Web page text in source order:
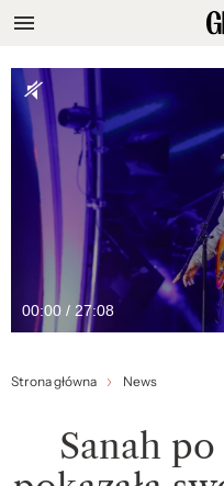
00:00 / 27:08
Strona główna News
Sanah